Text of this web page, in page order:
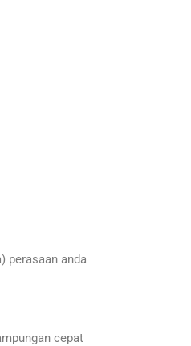
perasaan anda
cepat